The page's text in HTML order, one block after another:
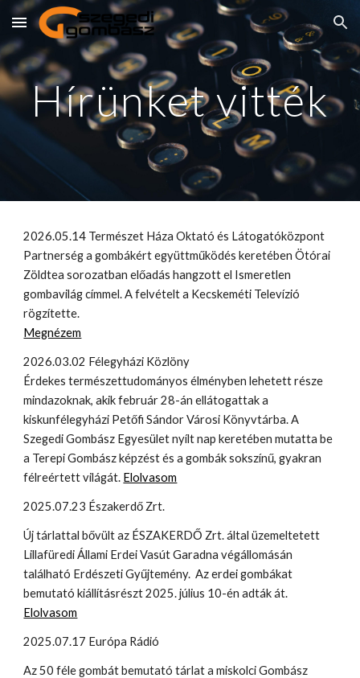
Skip to main content Skip to navigation
Hírünket vitték
2026.05.14 Természet Háza Oktató és Látogatóközpont
Partnerség a gombákért együttműködés keretében Ötórai
Zöldtea sorozatban előadás hangzott el Ismeretlen
gombavilág címmel. A felvételt a Kecskeméti Televízió
rögzítette.
Megnézem
2026.03.02 Félegyházi Közlöny
Érdekes természettudományos élményben lehetett része
mindazoknak, akik február 28-án ellátogattak a
kiskunfélegyházi Petőfi Sándor Városi Könyvtárba. A
Szegedi Gombász Egyesület nyílt nap keretében mutatta be
a Terepi Gombász képzést és a gombák sokszínű, gyakran
félreértett világát. Elolvasom
2025.07.23 Északerdő Zrt.
Új tárlattal bővült az ÉSZAKERDŐ Zrt. által üzemeltetett
Lillafüredi Állami Erdei Vasút Garadna végállomásán
található Erdészeti Gyűjtemény. Az erdei gombákat
bemutató kiállításrészt 2025. július 10-én adták át.
Elolvasom
2025.07.17 Európa Rádió
Az 50 féle gombát bemutató tárlat a miskolci Gombász